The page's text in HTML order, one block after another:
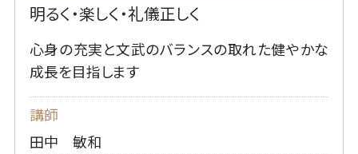
明るく・楽しく・礼儀正しく
心身の充実と文武のバランスの取れた健やかな
成長を目指します
講師
田中 敏和